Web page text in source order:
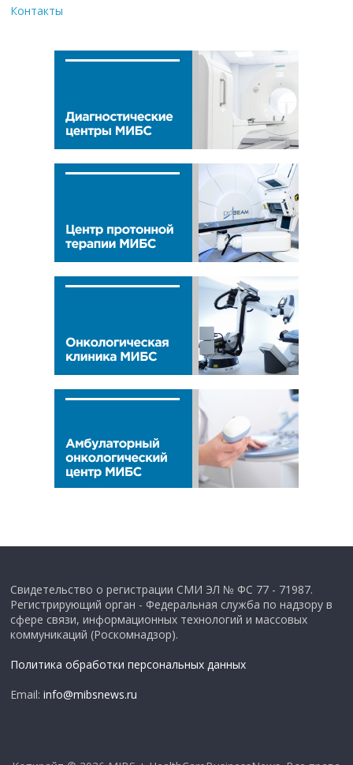
Контакты
Свидетельство о регистрации СМИ ЭЛ № ФС 77 - 71987.
Регистрирующий орган - Федеральная служба по надзору в
сфере связи, информационных технологий и массовых
коммуникаций (Роскомнадзор).
Политика обработки персональных данных
Email:info@mibsnews.ru